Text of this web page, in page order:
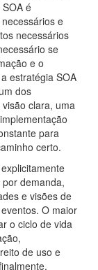
é
e
necessários
se
e o
estratégia SOA
dos
clara, uma
para
certo.
demanda,
e visões de
O maior
o ciclo de vida
de uso e